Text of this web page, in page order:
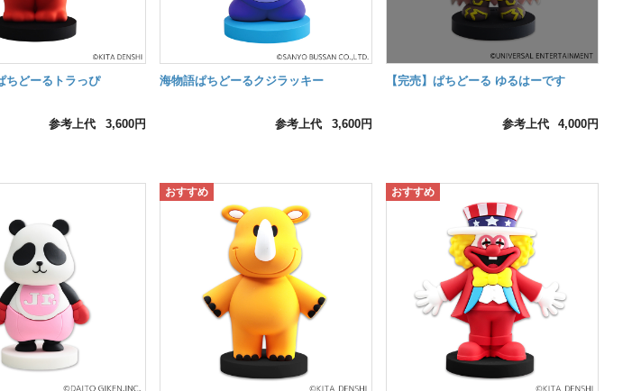
ちどーるトラっぴ
参考上代 3,600円
海物語ぱちどーるクジラッキー
参考上代 3,600円
【完売】ぱちどーる ゆるはーです
参考上代 4,000円